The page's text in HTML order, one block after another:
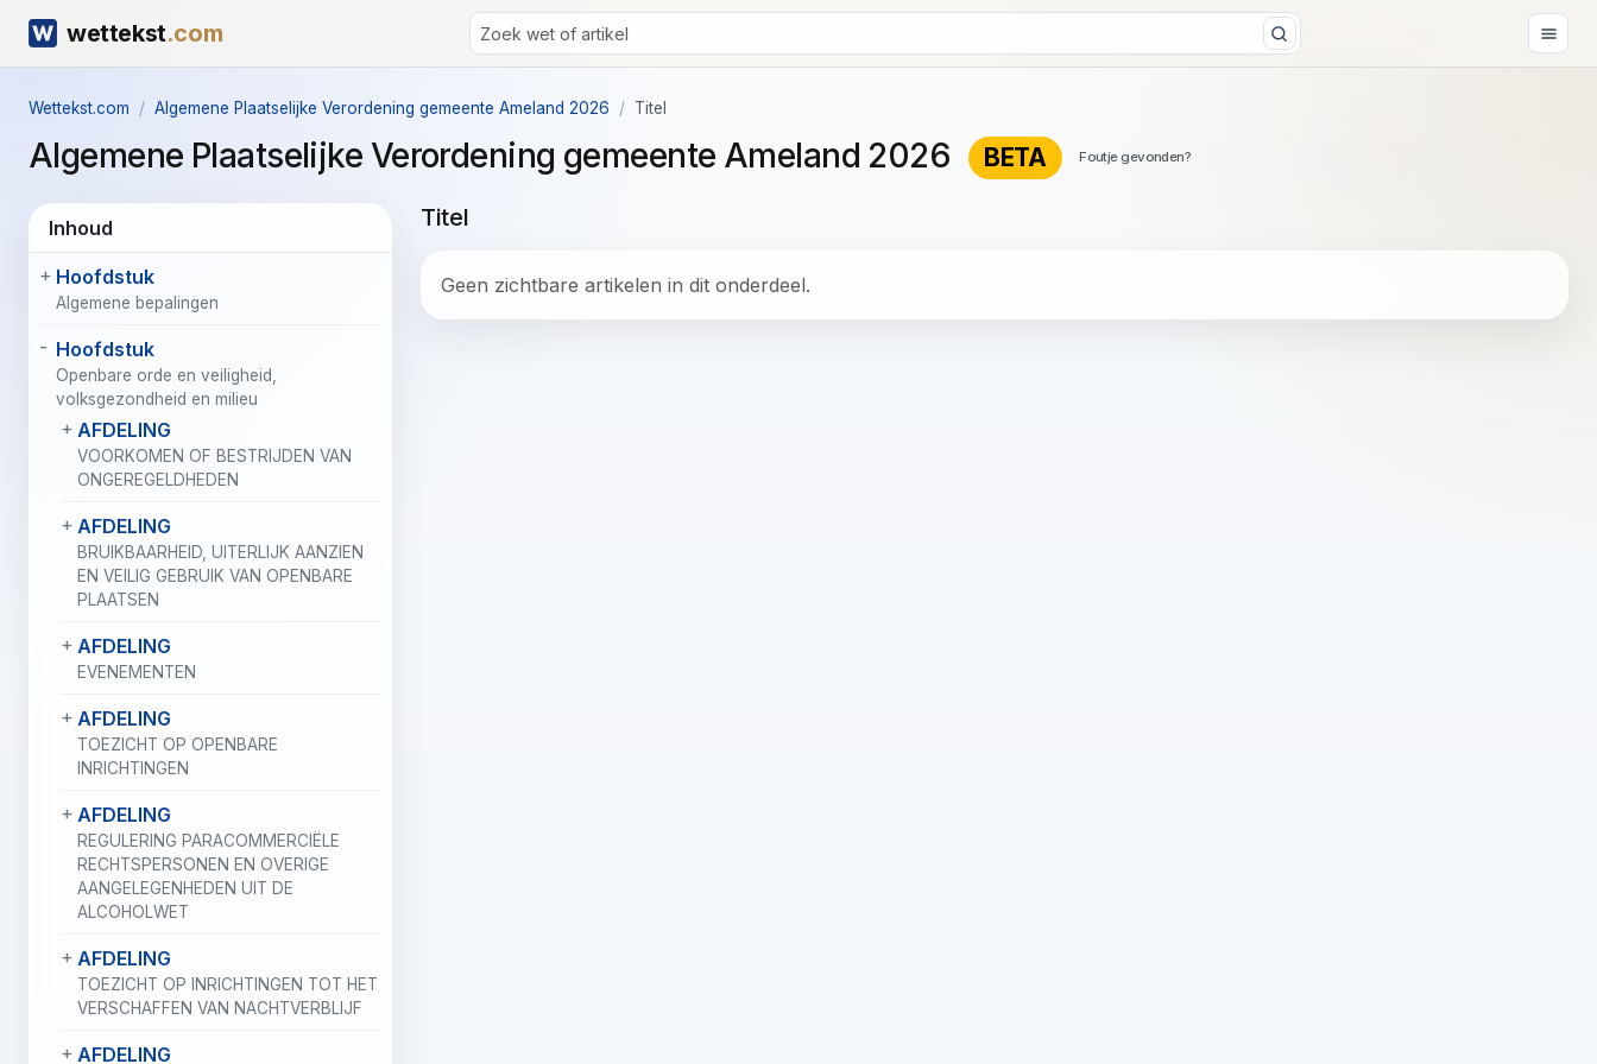
wettekst.com
Wettekst.com Algemene Plaatselijke Verordening gemeente Ameland 2026 Titel
Algemene Plaatselijke Verordening gemeente Ameland 2026 BETA Foutje gevonden?
Inhoud
Hoofdstuk
Algemene bepalingen
Hoofdstuk
Openbare orde en veiligheid,
volksgezondheid en milieu
AFDELING
VOORKOMEN OF BESTRIJDEN VAN
ONGEREGELDHEDEN
AFDELING
BRUIKBAARHEID, UITERLIJK AANZIEN
EN VEILIG GEBRUIK VAN OPENBARE
PLAATSEN
AFDELING
EVENEMENTEN
AFDELING
TOEZICHT OP OPENBARE
INRICHTINGEN
AFDELING
REGULERING PARACOMMERCIËLE
RECHTSPERSONEN EN OVERIGE
AANGELEGENHEDEN UIT DE
ALCOHOLWET
AFDELING
TOEZICHT OP INRICHTINGEN TOT HET
VERSCHAFFEN VAN NACHTVERBLIJF
AFDELING
Titel
Geen zichtbare artikelen in dit onderdeel.